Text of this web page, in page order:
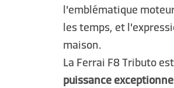
l'emblématique
les temps, et
maison.
La Ferrai F8 Tributo
puissance